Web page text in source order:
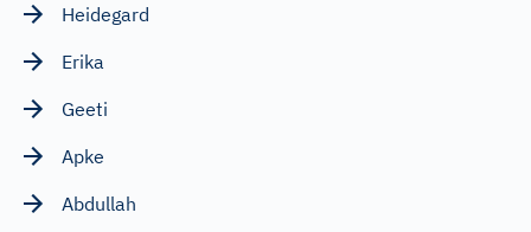
Heidegard
Erika
Geeti
Apke
Abdullah